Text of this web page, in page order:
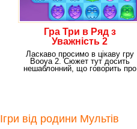
Гра Три в Ряд з
Уважність 2
Ласкаво просимо в цікаву гру
Booya 2. Сюжет тут досить
нешаблонний, що говорить про
Ігри від родини Мультів